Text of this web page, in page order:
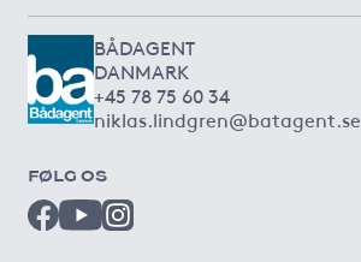
BÅDAGENT
DANMARK
+45 78 75 60 34
niklas.lindgren@batagent.se
FØLG OS